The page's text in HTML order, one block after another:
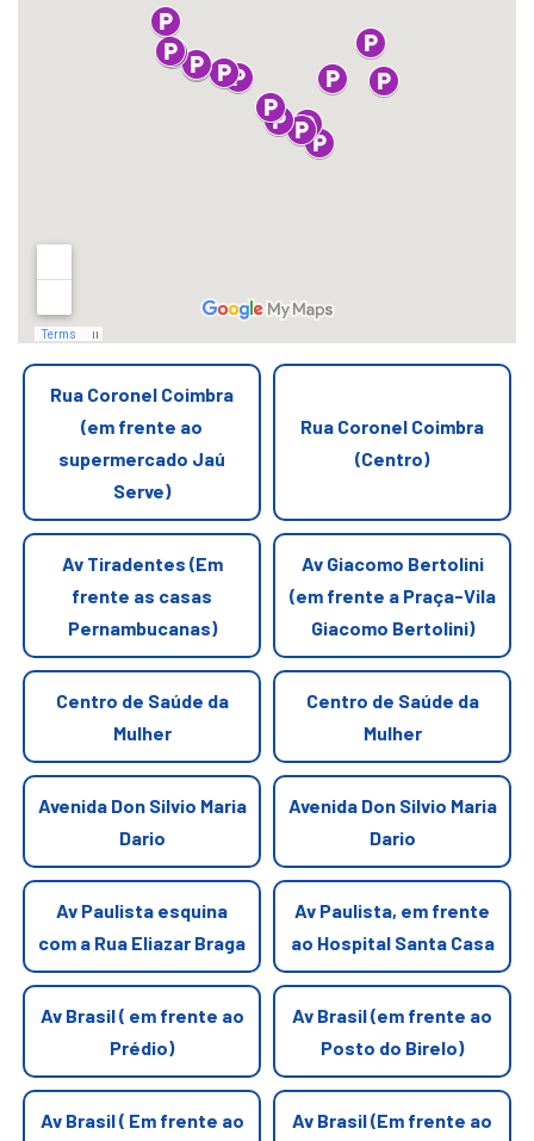
Rua Coronel Coimbra
(em frente ao
supermercado Jaú
Serve)
Rua Coronel Coimbra
(Centro)
Av Tiradentes (Em
frente as casas
Pernambucanas)
Av Giacomo Bertolini
(em frente a Praça-Vila
Giacomo Bertolini)
Centro de Saúde da
Mulher
Centro de Saúde da
Mulher
Avenida Don Silvio Maria
Dario
Avenida Don Silvio Maria
Dario
Av Paulista esquina
com a Rua Eliazar Braga
Av Paulista, em frente
ao Hospital Santa Casa
Av Brasil ( em frente ao
Prédio)
Av Brasil (em frente ao
Posto do Birelo)
Av Brasil ( Em frente ao
Av Brasil (Em frente ao